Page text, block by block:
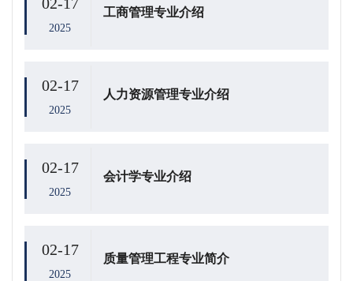
2025
工商管理专业介绍
02-17
2025
人力资源管理专业介绍
02-17
2025
会计学专业介绍
02-17
2025
质量管理工程专业简介